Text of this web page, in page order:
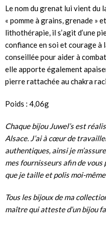
Le nom du grenat lui vient du
« pomme à grains, grenade »
lithothérapie, il s’agit d’une
confiance en soi et courage à
conseillée pour aider à
elle apporte également
pierre rattachée au chakra
Poids : 4,06g
Chaque bijou Juwel’s est
Alsace. J’ai à cœur de
authentiques, ainsi je
mes fournisseurs afin de
que je taille et polis moi-
Tous les bijoux de ma
maîtrequi atteste d’unbijou